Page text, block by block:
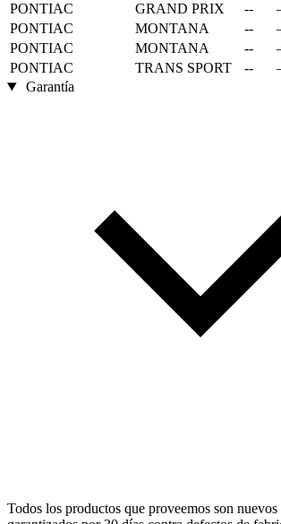
PONTIAC
GRAND PRIX --
PONTIAC
MONTANA --
PONTIAC
MONTANA --
PONTIAC
TRANS SPORT --
Garantía
Todos los productos que proveemos son nuevos